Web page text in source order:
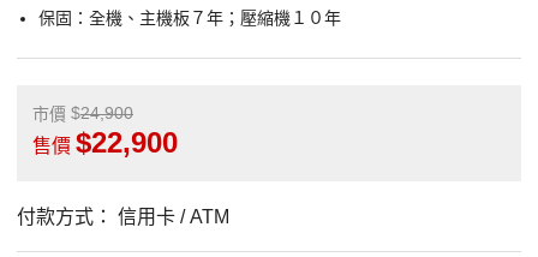
保固：全機、主機板７年；壓縮機１０年
市價 24,900
售價 22,900
付款方式： 信用卡 / ATM